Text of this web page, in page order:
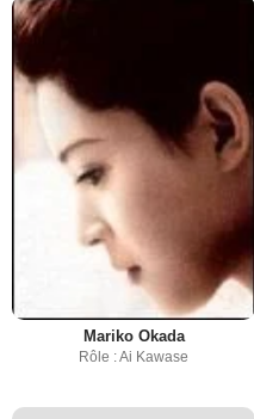
Mariko Okada
Rôle : Ai Kawase